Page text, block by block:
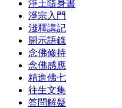
淨土隨身書
淨宗入門
淺釋講記
開示語錄
念佛修持
念佛感應
精進佛七
往生文集
答問解疑